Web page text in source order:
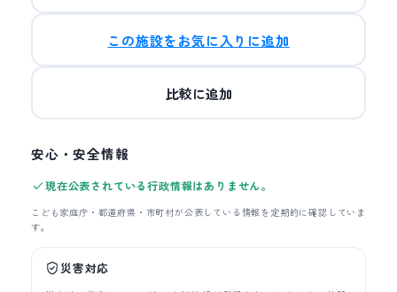
この施設をお気に入りに追加
比較に追加
安心・安全情報
現在公表されている行政情報はありません。
こども家庭庁・都道府県・市町村が公表している情報を定期的に確認していま
す。
災害対応